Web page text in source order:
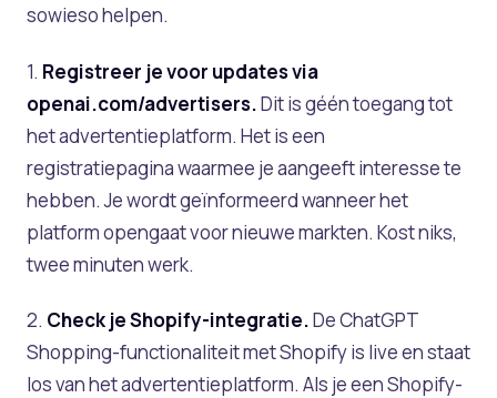
sowieso helpen.
1. Registreer je voor updates via
openai.com/advertisers.Dit is géén toegang tot
het advertentieplatform. Het is een
registratiepagina waarmee je aangeeft interesse te
hebben. Je wordt geïnformeerd wanneer het
platform opengaat voor nieuwe markten. Kost niks,
twee minuten werk.
2. Check je Shopify-integratie.De ChatGPT
Shopping-functionaliteit met Shopify is live en staat
los van het advertentieplatform. Als je een Shopify-